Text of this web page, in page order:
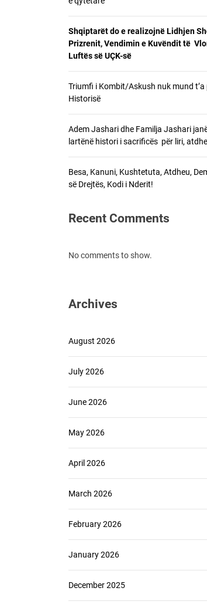
Shqiptarët do e realizojnë Lidhjen
Prizrenit, Vendimin e Kuvëndit të
Luftës së UÇK-së
Triumfi i Kombit/Askush nuk mund t’a
Historisë
Adem Jashari dhe Familja Jashari
lartënë histori i sacrificës për liri,
Besa, Kanuni, Kushtetuta, Atdheu,
së Drejtës, Kodi i Nderit!
Recent Comments
No comments to show.
Archives
August 2026
July 2026
June 2026
May 2026
April 2026
March 2026
February 2026
January 2026
December 2025